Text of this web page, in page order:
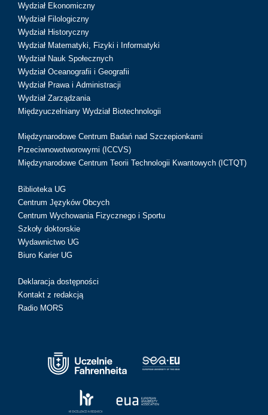
Wydział Ekonomiczny
Wydział Filologiczny
Wydział Historyczny
Wydział Matematyki, Fizyki i Informatyki
Wydział Nauk Społecznych
Wydział Oceanografii i Geografii
Wydział Prawa i Administracji
Wydział Zarządzania
Międzyuczelniany Wydział Biotechnologii
Międzynarodowe Centrum Badań nad Szczepionkami
Przeciwnowotworowymi (ICCVS)
Międzynarodowe Centrum Teorii Technologii Kwantowych (ICTQT)
Biblioteka UG
Centrum Języków Obcych
Centrum Wychowania Fizycznego i Sportu
Szkoły doktorskie
Wydawnictwo UG
Biuro Karier UG
Deklaracja dostępności
Kontakt z redakcją
Radio MORS